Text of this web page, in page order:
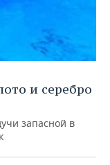
и серебро
запасной в